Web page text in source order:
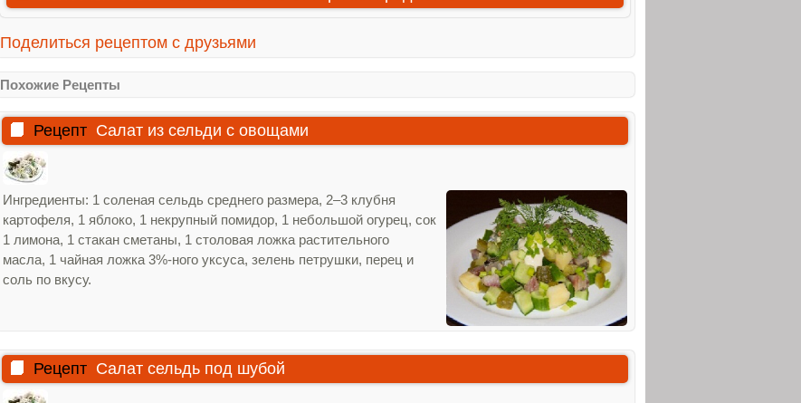
Поделиться рецептом с друзьями
Похожие Рецепты
Рецепт Салат из сельди с овощами
Ингредиенты: 1 соленая сельдь среднего размера, 2–3 клубня
картофеля, 1 яблоко, 1 некрупный помидор, 1 небольшой огурец, сок
1 лимона, 1 стакан сметаны, 1 столовая ложка растительного
масла, 1 чайная ложка 3%‑ного уксуса, зелень петрушки, перец и
соль по вкусу.
Рецепт Салат сельдь под шубой